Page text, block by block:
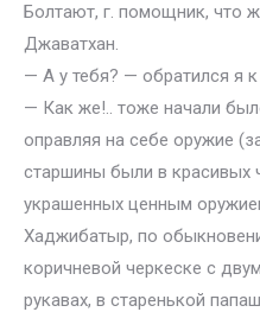
Болтают, г. помощник, что
Джаватхан.
— А у тебя? — обратился я
— Как же!.. тоже начали
оправляя на себе оружие
старшины были в красивых
украшенных ценным
Хаджибатыр, по
коричневой черкеске с
рукавах, в старенькой